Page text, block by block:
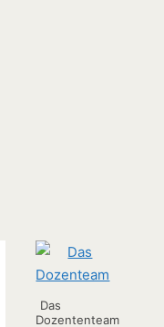
Das
Dozententeam